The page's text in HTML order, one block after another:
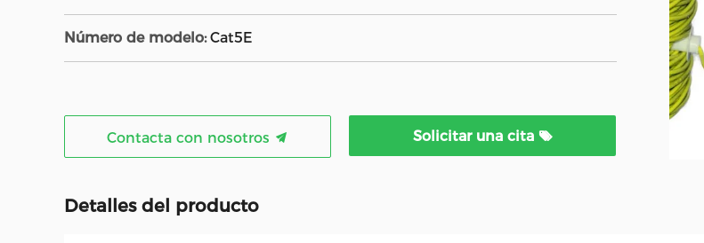
Número de modelo: Cat5E
Contacta con nosotros Solicitar una cita
Detalles del producto